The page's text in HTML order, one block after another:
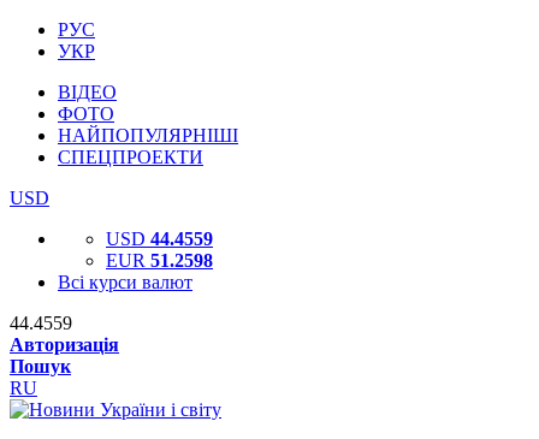
РУС
УКР
ВІДЕО
ФОТО
НАЙПОПУЛЯРНІШІ
СПЕЦПРОЕКТИ
USD
USD 44.4559
EUR 51.2598
Всі курси валют
44.4559
Авторизація
Пошук
RU